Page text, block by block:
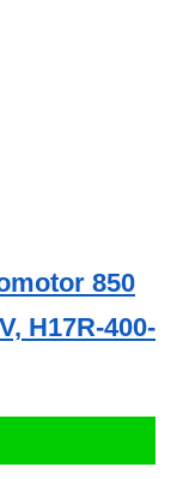
850
H17R-400-